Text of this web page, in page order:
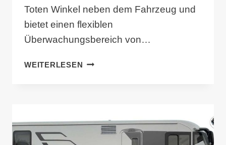
Toten Winkel neben dem Fahrzeug und
bietet einen flexiblen
Überwachungsbereich von…
WEITERLESEN MOBILWARN